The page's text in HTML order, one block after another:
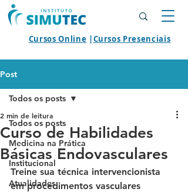
Cursos Online |Cursos Presenciais
Post
Todos os posts
Medicina na Prática
Institucional
Atualidades
Todos os posts
Curso de Habilidades
Básicas Endovasculares
2 min de leitura
Treine sua técnica intervencionista
em procedimentos vasculares